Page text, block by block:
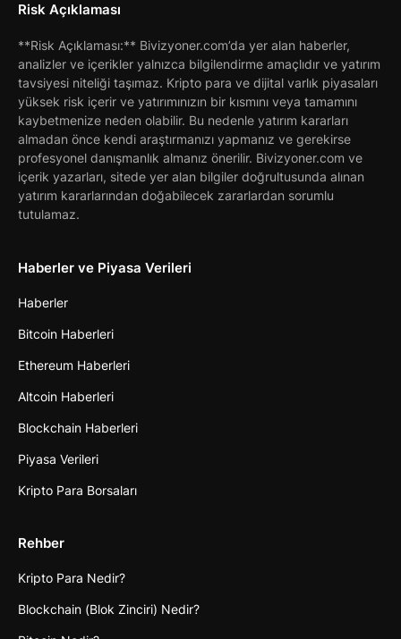
Risk Açıklaması
**Risk Açıklaması:** Bivizyoner.com’da yer alan haberler,
analizler ve içerikler yalnızca bilgilendirme amaçlıdır ve yatırım
tavsiyesi niteliği taşımaz. Kripto para ve dijital varlık piyasaları
yüksek risk içerir ve yatırımınızın bir kısmını veya tamamını
kaybetmenize neden olabilir. Bu nedenle yatırım kararları
almadan önce kendi araştırmanızı yapmanız ve gerekirse
profesyonel danışmanlık almanız önerilir. Bivizyoner.com ve
içerik yazarları, sitede yer alan bilgiler doğrultusunda alınan
yatırım kararlarından doğabilecek zararlardan sorumlu
tutulamaz.
Haberler ve Piyasa Verileri
Haberler
Bitcoin Haberleri
Ethereum Haberleri
Altcoin Haberleri
Blockchain Haberleri
Piyasa Verileri
Kripto Para Borsaları
Rehber
Kripto Para Nedir?
Blockchain (Blok Zinciri) Nedir?